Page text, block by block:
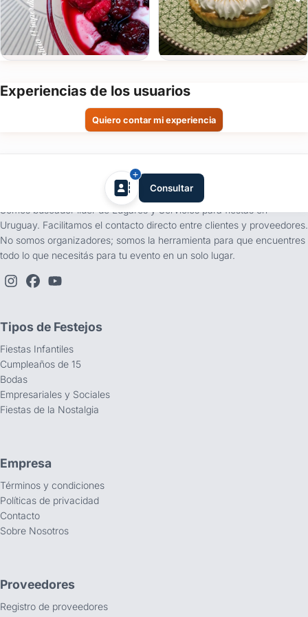
Experiencias de los usuarios
Quiero contar mi experiencia
Fecha
del
evento
Enviar consulta
Consultar
Somos buscador líder de Lugares y Servicios para fiestas en
Uruguay. Facilitamos el contacto directo entre clientes y proveedores.
No somos organizadores; somos la herramienta para que encuentres
todo lo que necesitás para tu evento en un solo lugar.
Tipos de Festejos
Fiestas Infantiles
Cumpleaños de 15
Bodas
Empresariales y Sociales
Fiestas de la Nostalgia
Empresa
Términos y condiciones
Políticas de privacidad
Contacto
Sobre Nosotros
Proveedores
Registro de proveedores